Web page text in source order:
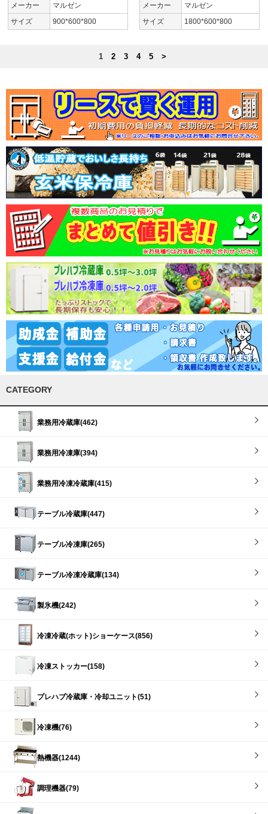
メーカー
マルゼン
サイズ
900*600*800
メーカー
マルゼン
サイズ
1800*600*800
1 2 3 4 5 >
CATEGORY
業務用冷蔵庫(462)
業務用冷凍庫(394)
業務用冷凍冷蔵庫(415)
テーブル冷蔵庫(447)
テーブル冷凍庫(265)
テーブル冷凍冷蔵庫(134)
製氷機(242)
冷凍冷蔵(ホット)ショーケース(856)
冷凍ストッカー(158)
プレハブ冷蔵庫・冷却ユニット(51)
冷凍機(76)
熱機器(1244)
調理機器(79)